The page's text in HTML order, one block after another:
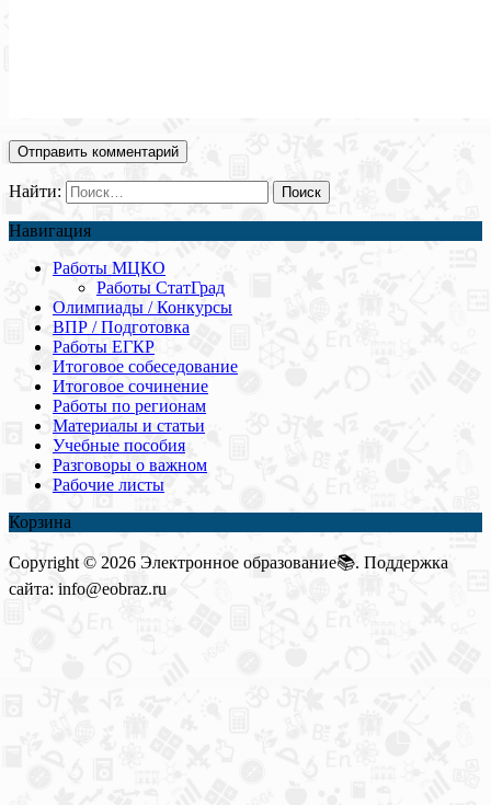
Найти:
Навигация
Работы МЦКО
Работы СтатГрад
Олимпиады / Конкурсы
ВПР / Подготовка
Работы ЕГКР
Итоговое собеседование
Итоговое сочинение
Работы по регионам
Материалы и статьи
Учебные пособия
Разговоры о важном
Рабочие листы
Корзина
Copyright © 2026 Электронное образование📚. Поддержка
сайта: info@eobraz.ru